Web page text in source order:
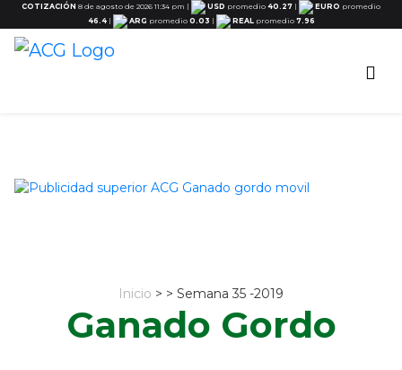
COTIZACIÓN 8 de agosto de 2026 11:34 pm | USD promedio 40.27 | EURO promedio
46.4 | ARG promedio 0.03 | REALpromedio 7.96
Inicio > > Semana 35 -2019
Ganado Gordo